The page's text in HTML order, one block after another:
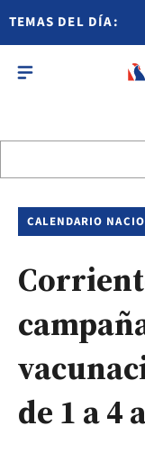
TEMAS DEL DÍA:
CALENDARIO
de 1 a 4